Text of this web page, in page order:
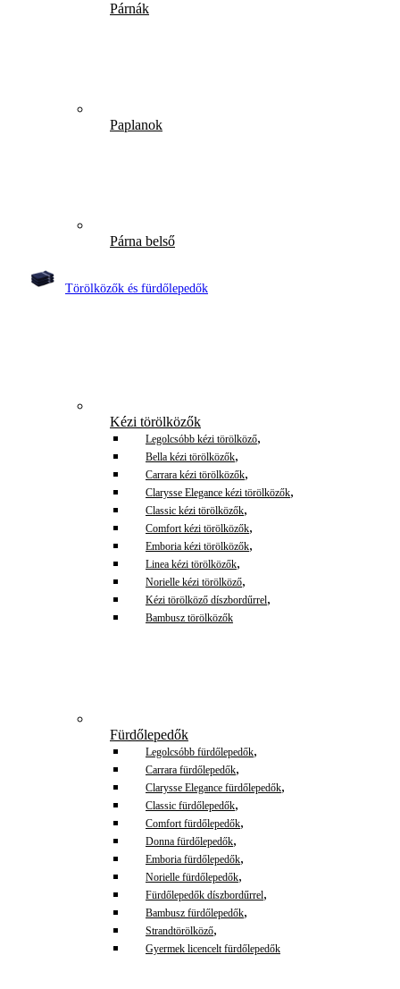
Párnák
Paplanok
Párna belső
Törölközők és fürdőlepedők
Kézi törölközők
Legolcsóbb kézi törölköző,
Bella kézi törölközők,
Carrara kézi törölközők,
Clarysse Elegance kézi törölközők,
Classic kézi törölközők,
Comfort kézi törölközők,
Emboria kézi törölközők,
Linea kézi törölközők,
Norielle kézi törölköző,
Kézi törölköző díszbordűrrel,
Bambusz törölközők
Fürdőlepedők
Legolcsóbb fürdőlepedők,
Carrara fürdőlepedők,
Clarysse Elegance fürdőlepedők,
Classic fürdőlepedők,
Comfort fürdőlepedők,
Donna fürdőlepedők,
Emboria fürdőlepedők,
Norielle fürdőlepedők,
Fürdőlepedők díszbordűrrel,
Bambusz fürdőlepedők,
Strandtörölköző,
Gyermek licencelt fürdőlepedők